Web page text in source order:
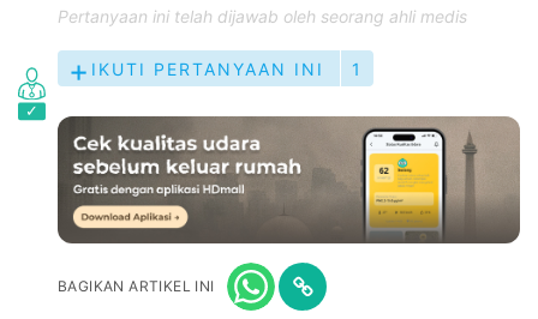
Pertanyaan ini telah dijawab oleh seorang ahli medis
IKUTI PERTANYAAN INI 1
BAGIKAN ARTIKEL INI